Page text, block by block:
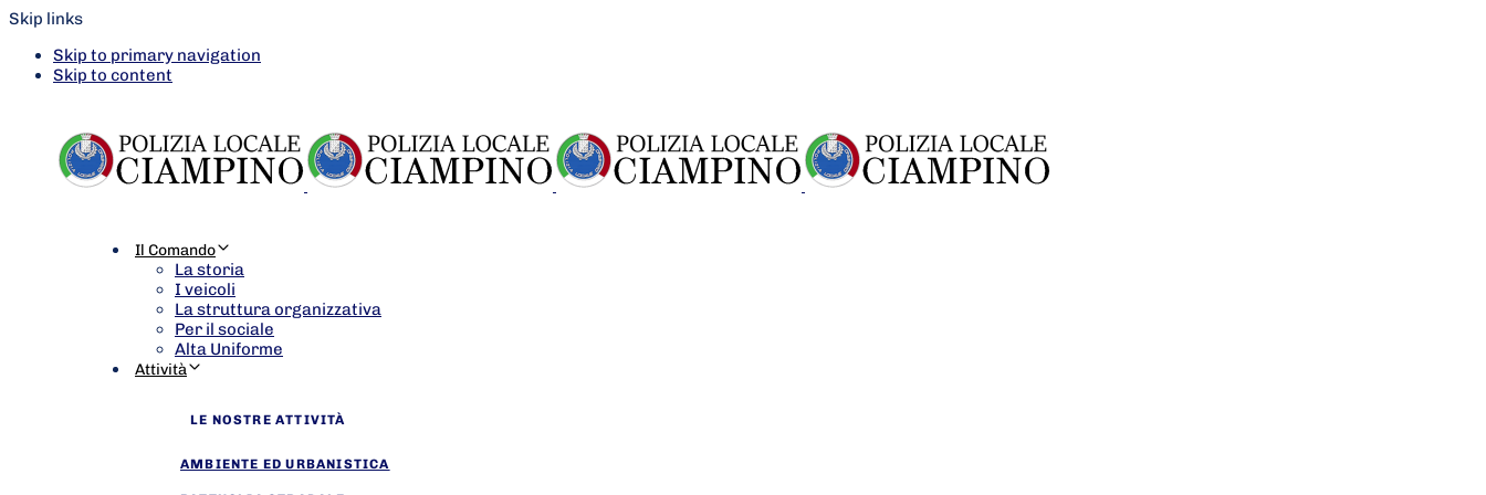
Skip links
Skip to primary navigation
Skip to content
Il Comando
La storia
I veicoli
La struttura organizzativa
Per il sociale
Alta Uniforme
Attività
LE NOSTRE ATTIVITÀ
AMBIENTE ED URBANISTICA